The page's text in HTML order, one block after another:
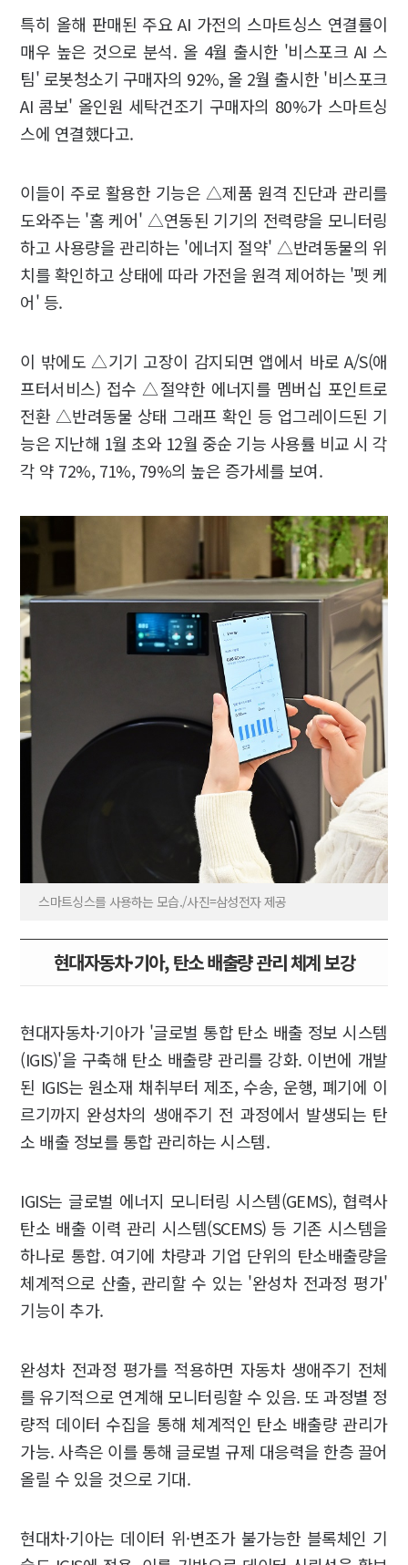
특히 올해 판매된 주요 AI 가전의 스마트싱스 연결률이
매우 높은 것으로 분석. 올 4월 출시한 '비스포크 AI 스
팀' 로봇청소기 구매자의 92%, 올 2월 출시한 '비스포크
AI 콤보' 올인원 세탁건조기 구매자의 80%가 스마트싱
스에 연결했다고.
이들이 주로 활용한 기능은 △제품 원격 진단과 관리를
도와주는 '홈 케어' △연동된 기기의 전력량을 모니터링
하고 사용량을 관리하는 '에너지 절약' △반려동물의 위
치를 확인하고 상태에 따라 가전을 원격 제어하는 '펫 케
어' 등.
이 밖에도 △기기 고장이 감지되면 앱에서 바로 A/S(애
프터서비스) 접수 △절약한 에너지를 멤버십 포인트로
전환 △반려동물 상태 그래프 확인 등 업그레이드된 기
능은 지난해 1월 초와 12월 중순 기능 사용률 비교 시 각
각 약 72%, 71%, 79%의 높은 증가세를 보여.
스마트싱스를 사용하는 모습./사진=삼성전자 제공
현대자동차·기아, 탄소 배출량 관리 체계 보강
현대자동차·기아가 '글로벌 통합 탄소 배출 정보 시스템
(IGIS)'을 구축해 탄소 배출량 관리를 강화. 이번에 개발
된 IGIS는 원소재 채취부터 제조, 수송, 운행, 폐기에 이
르기까지 완성차의 생애주기 전 과정에서 발생되는 탄
소 배출 정보를 통합 관리하는 시스템.
IGIS는 글로벌 에너지 모니터링 시스템(GEMS), 협력사
탄소 배출 이력 관리 시스템(SCEMS) 등 기존 시스템을
하나로 통합. 여기에 차량과 기업 단위의 탄소배출량을
체계적으로 산출, 관리할 수 있는 '완성차 전과정 평가'
기능이 추가.
완성차 전과정 평가를 적용하면 자동차 생애주기 전체
를 유기적으로 연계해 모니터링할 수 있음. 또 과정별 정
량적 데이터 수집을 통해 체계적인 탄소 배출량 관리가
가능. 사측은 이를 통해 글로벌 규제 대응력을 한층 끌어
올릴 수 있을 것으로 기대.
현대차·기아는 데이터 위·변조가 불가능한 블록체인 기